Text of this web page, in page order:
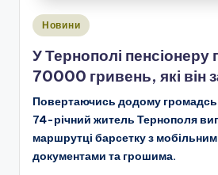
Опубліковано
Новини
У Тернополі пенсіонеру
70000 гривень, які він
Повертаючись додому
74-річний житель Тернополя
маршрутці барсетку з
документами та грошима.